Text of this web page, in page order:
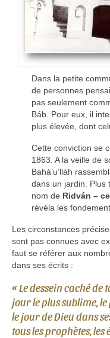
Dans la petite
de personnes
pas seulement
Báb. Pour eux, il
plus élevée, dont
Cette conviction se
1863. A la veille de
Bahá’u’lláh
dans un jardin. Plus
nom de Ridván –
révéla les
Les circonstances
sont pas connues avec
faut se référer aux
dans ses écrits :
« Le dessein caché de
jour le plus sublime,
le jour de Dieu dans
tous les prophètes, les